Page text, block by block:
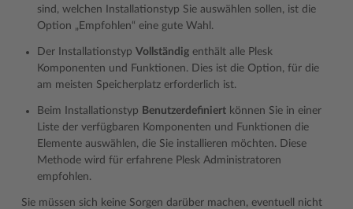
sind, welchen Installationstyp Sie auswählen sollen, ist die
Option „Empfohlen“ eine gute Wahl.
Der Installationstyp Vollständig enthält alle Plesk
Komponenten und Funktionen. Dies ist die Option, für die
am meisten Speicherplatz erforderlich ist.
Beim Installationstyp Benutzerdefiniert können Sie in einer
Liste der verfügbaren Komponenten und Funktionen die
Elemente auswählen, die Sie installieren möchten. Diese
Methode wird für erfahrene Plesk Administratoren
empfohlen.
Sie müssen sich keine Sorgen darüber machen, eventuell nicht